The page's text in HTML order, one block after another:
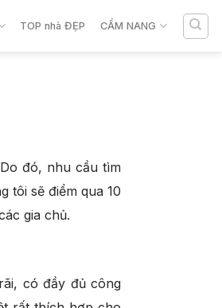
TOP nhà ĐẸP CẨM NANG
đó, nhu cầu tìm
tôi sẽ điểm qua 10
gia chủ.
có đầy đủ công